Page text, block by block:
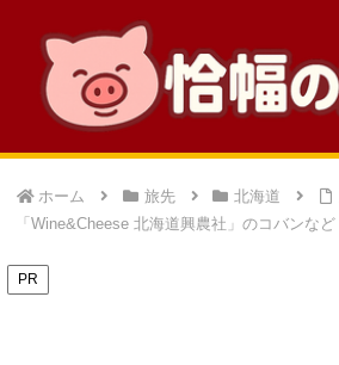
ホーム 旅先 北海道
「Wine&Cheese 北海道興農社」のコバンなど
PR